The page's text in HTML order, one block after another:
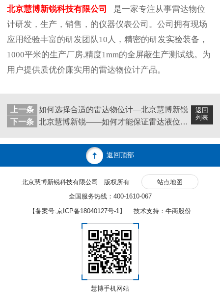
北京慧博新锐科技有限公司
是一家专注从事雷达物位
计研发，生产，销售，的仪器仪表公司。公司拥有现场
应用经验丰富的研发团队10人，精密的研发实验装备，
1000平米的生产厂房,精度1mm的全屏蔽生产测试线。为
用户提供质优价廉实用的雷达物位计产品。
返回
列表
上一条 如何选择合适的雷达物位计—北京慧博新锐
下一条 北京慧博新锐——如何才能保证雷达液位计测量数据准确性
返回顶部
北京慧博新锐科技有限公司 版权所有
站点地图
全国服务热线：400-1610-067
【备案号:京ICP备18040127号-1】 技术支持：牛商股份
慧博手机网站